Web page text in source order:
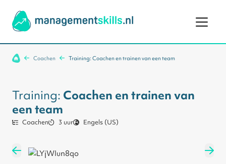
Coachen Training: Coachen en trainen van een team
Training: Coachen en trainen van
een team
Coachen 3 uur Engels (US)